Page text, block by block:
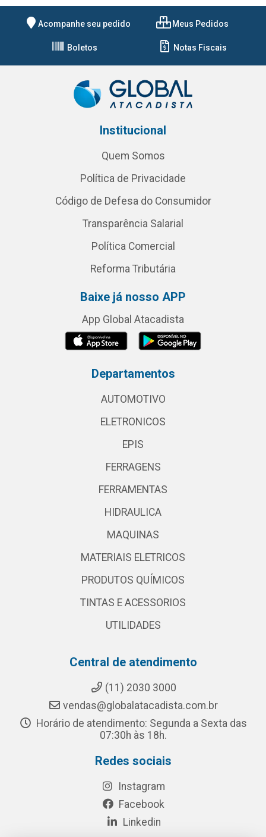
Acompanhe seu pedido Meus Pedidos
Boletos Notas Fiscais
Institucional
Quem Somos
Política de Privacidade
Código de Defesa do Consumidor
Transparência Salarial
Política Comercial
Reforma Tributária
Baixe já nosso APP
App Global Atacadista
Departamentos
AUTOMOTIVO
ELETRONICOS
EPIS
FERRAGENS
FERRAMENTAS
HIDRAULICA
MAQUINAS
MATERIAIS ELETRICOS
PRODUTOS QUÍMICOS
TINTAS E ACESSORIOS
UTILIDADES
Central de atendimento
(11) 2030 3000
vendas@globalatacadista.com.br
Horário de atendimento: Segunda a Sexta das
07:30h às 18h.
Redes sociais
Instagram
Facebook
Linkedin